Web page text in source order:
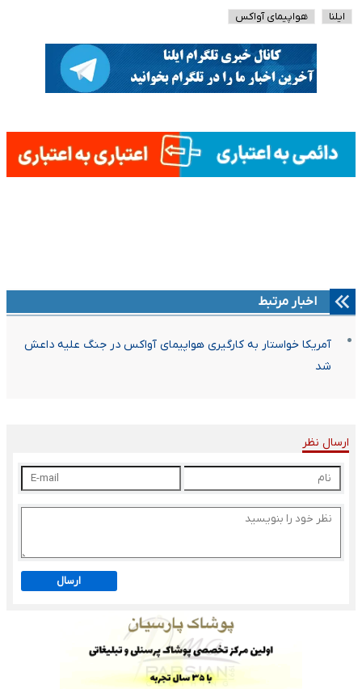
ایلنا هواپیمای آواکس
اخبار مرتبط
آمریکا خواستار به کارگیری هواپیمای آواکس در جنگ علیه داعش
شد
ارسال نظر
ارسال